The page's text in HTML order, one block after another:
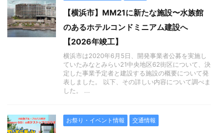
【横浜市】MM21に新たな施設〜水族館
のあるホテルコンドミニアム建設へ
【2026年竣工】
横浜市は2020年6月5日、開発事業者公募を実施し
ていたみなとみらい21中央地区62街区について、決
定した事業予定者と建設する施設の概要について発
表しました。 以下、その詳しい内容について調べま
した。 ...
お祭り・イベント情報 交通情報